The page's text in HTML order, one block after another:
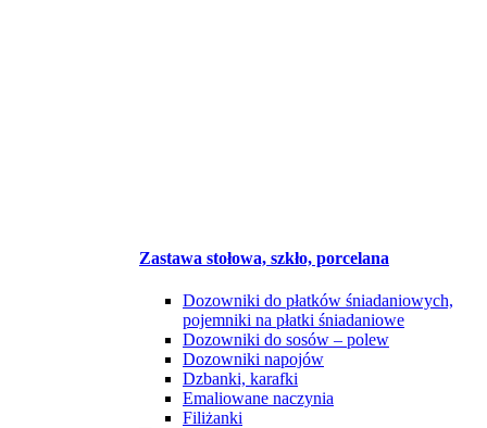
Zastawa stołowa, szkło, porcelana
Dozowniki do płatków śniadaniowych,
pojemniki na płatki śniadaniowe
Dozowniki do sosów – polew
Dozowniki napojów
Dzbanki, karafki
Emaliowane naczynia
Filiżanki